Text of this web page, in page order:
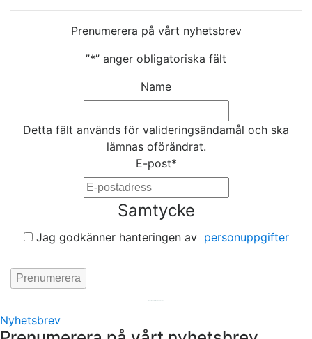
Prenumerera på vårt nyhetsbrev
”*” anger obligatoriska fält
Name
Detta fält används för valideringsändamål och ska
lämnas oförändrat.
E-post*
Samtycke
Jag godkänner hanteringen av personuppgifter
Nyhetsbrev